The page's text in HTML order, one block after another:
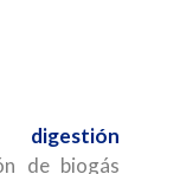
digestión
de biogás